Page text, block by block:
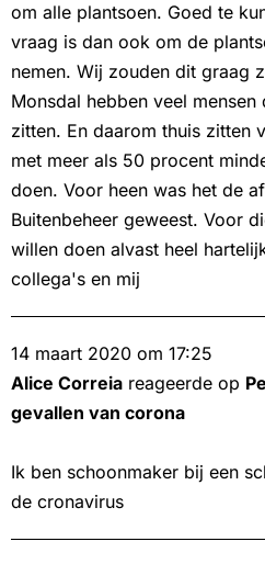
om alle plantsoen. Goed te
vraag is dan ook om de
nemen. Wij zouden dit graag
Monsdal hebben veel
zitten. En daarom thuis zitten
met meer als 50 procent
doen. Voor heen was het de
Buitenbeheer geweest. Voor
willen doen alvast heel
collega's en mij
14 maart 2020 om 17:25
Alice Correia reageerde op
gevallen van corona
Ik ben schoonmaker bij een
de cronavirus